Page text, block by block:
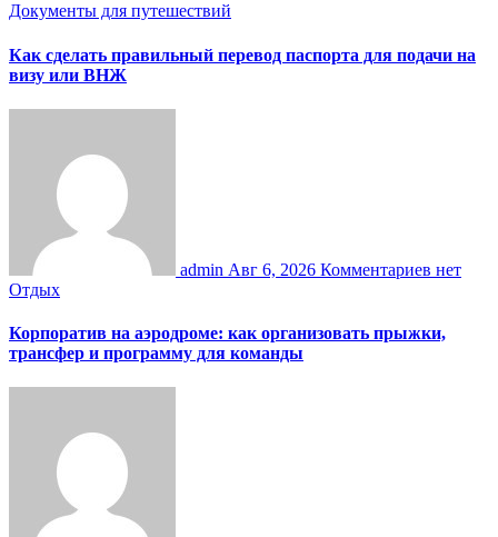
Документы для путешествий
Как сделать правильный перевод паспорта для подачи на
визу или ВНЖ
admin Авг 6, 2026 Комментариев нет
Отдых
Корпоратив на аэродроме: как организовать прыжки,
трансфер и программу для команды